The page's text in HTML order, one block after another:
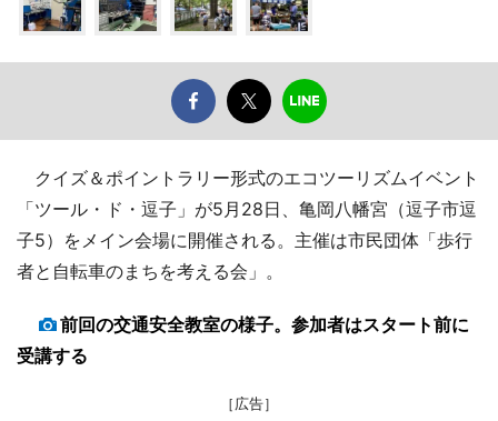
クイズ＆ポイントラリー形式のエコツーリズムイベント
「ツール・ド・逗子」が5月28日、亀岡八幡宮（逗子市逗
子5）をメイン会場に開催される。主催は市民団体「歩行
者と自転車のまちを考える会」。
前回の交通安全教室の様子。参加者はスタート前に
受講する
［広告］